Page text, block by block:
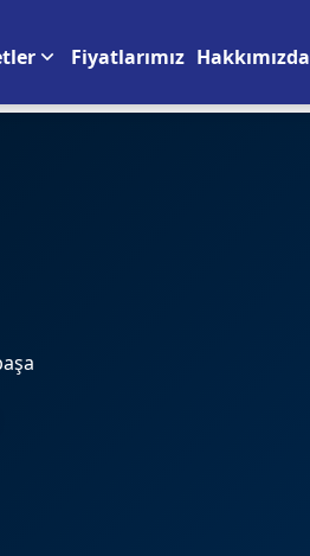
Fiyatlarımız Hakkımızda